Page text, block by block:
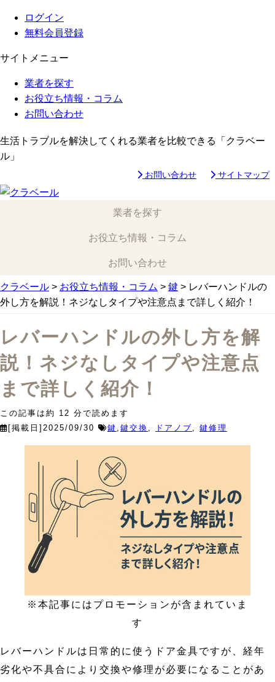
ログイン
無料会員登録
サイトメニュー
業者を探す
お役立ち情報・コラム
お問い合わせ
生活トラブルを解決してくれる業者を比較できる「クラベー
ル」
お問い合わせ サイトマップ
業者を探す
お役立ち情報・コラム
お問い合わせ
クラベール > お役立ち情報・コラム > 鍵 > レバーハンドルの
外し方を解説！ネジなしタイプや注意点まで詳しく紹介！
レバーハンドルの外し方を解
説！ネジなしタイプや注意点
まで詳しく紹介！
この記事は約 12 分で読めます
[掲載日]2025/09/30
鍵 , 鍵交換 , ドアノブ , 鍵修理
※本記事にはプロモーションが含まれていま
す
レバーハンドルは日常的に使うドア金具ですが、経年
劣化や不具合により交換や修理が必要になることがあ